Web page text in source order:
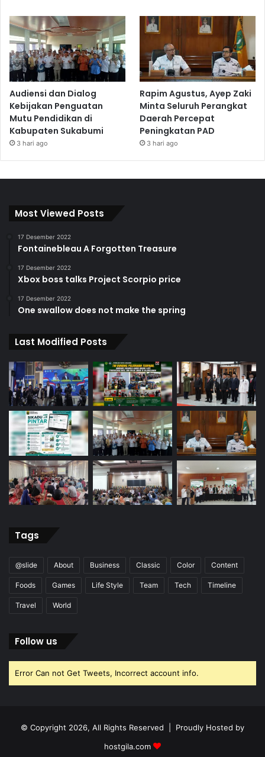
Audiensi dan Dialog
Kebijakan Penguatan
Mutu Pendidikan di
Kabupaten Sukabumi
3 hari ago
Rapim Agustus, Ayep Zaki
Minta Seluruh Perangkat
Daerah Percepat
Peningkatan PAD
3 hari ago
Most Viewed Posts
17 Desember 2022
Fontainebleau A Forgotten Treasure
17 Desember 2022
Xbox boss talks Project Scorpio price
17 Desember 2022
One swallow does not make the spring
Last Modified Posts
Tags
@slide About Business Classic Color Content
Foods Games Life Style Team Tech Timeline
Travel World
Follow us
Error Can not Get Tweets, Incorrect account info.
© Copyright 2026, All Rights Reserved | Proudly Hosted by
hostgila.com